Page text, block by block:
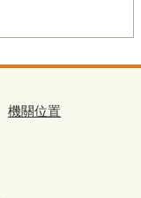
機關位置